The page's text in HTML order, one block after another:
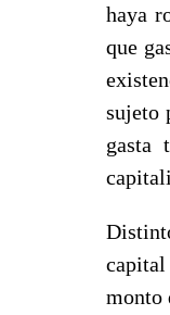
haya
que
sujeto
gasta
monto